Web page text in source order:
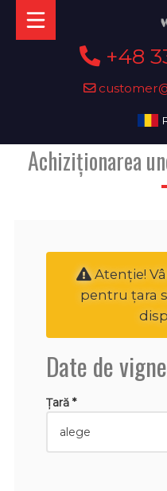
+48
Achiziționarea
Atenţie!
pentru țara
Date de
Țară *